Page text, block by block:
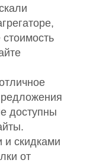
стоимость
доступны
и скидками
от